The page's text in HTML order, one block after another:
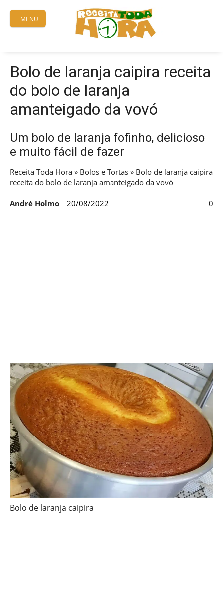
content
MENU
Bolo de laranja caipira receita
do bolo de laranja
amanteigado da vovó
Um bolo de laranja fofinho, delicioso
e muito fácil de fazer
Receita Toda Hora » Bolos e Tortas » Bolo de laranja caipira
receita do bolo de laranja amanteigado da vovó
André Holmo 20/08/2022 0
Bolo de laranja caipira